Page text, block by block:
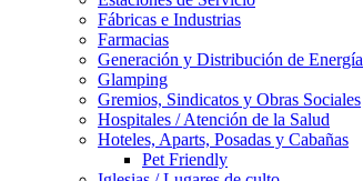
Fábricas e Industrias
Farmacias
Generación y Distribución de Energía
Glamping
Gremios, Sindicatos y Obras Sociales
Hospitales / Atención de la Salud
Hoteles, Aparts, Posadas y Cabañas
Pet Friendly